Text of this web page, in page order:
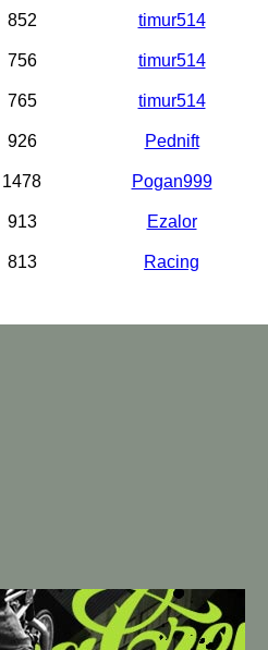
852 timur514
756 timur514
765 timur514
926 Pednift
1478 Pogan999
913 Ezalor
813 Racing